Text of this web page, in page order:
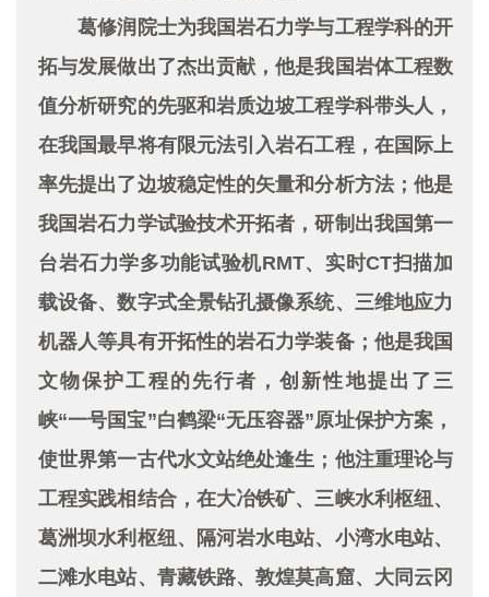
葛修润院士为我国岩石力学与工程学科的开
拓与发展做出了杰出贡献，他是我国岩体工程数
值分析研究的先驱和岩质边坡工程学科带头人，
在我国最早将有限元法引入岩石工程，在国际上
率先提出了边坡稳定性的矢量和分析方法；他是
我国岩石力学试验技术开拓者，研制出我国第一
台岩石力学多功能试验机RMT、实时CT扫描加
载设备、数字式全景钻孔摄像系统、三维地应力
机器人等具有开拓性的岩石力学装备；他是我国
文物保护工程的先行者，创新性地提出了三
峡“一号国宝”白鹤梁“无压容器”原址保护方案，
使世界第一古代水文站绝处逢生；他注重理论与
工程实践相结合，在大冶铁矿、三峡水利枢纽、
葛洲坝水利枢纽、隔河岩水电站、小湾水电站、
二滩水电站、青藏铁路、敦煌莫高窟、大同云冈